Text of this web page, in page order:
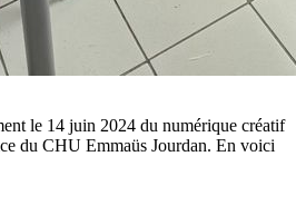
le 14 juin 2024 du numérique créatif
du CHU Emmaüs Jourdan. En voici